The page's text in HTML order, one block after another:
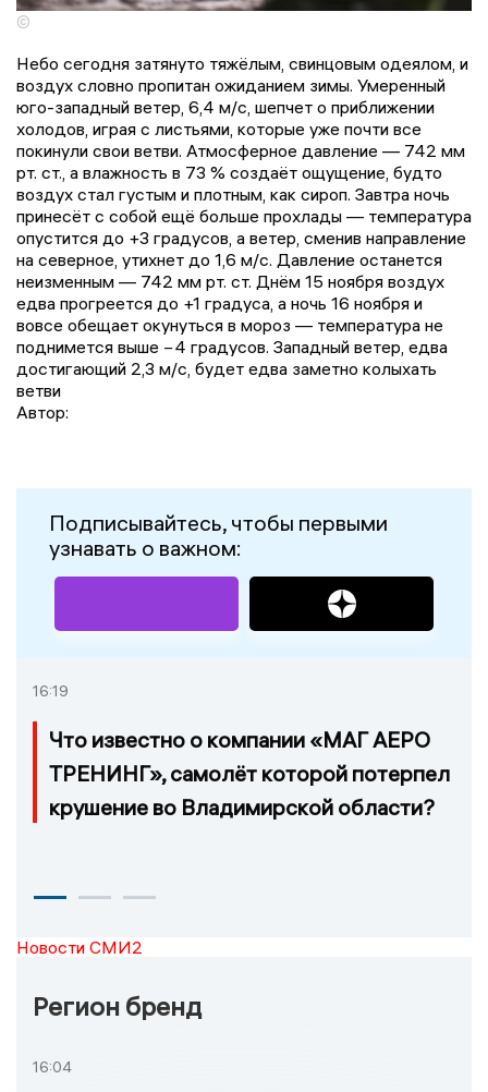
©
Небо сегодня затянуто тяжёлым, свинцовым одеялом, и
воздух словно пропитан ожиданием зимы. Умеренный
юго-западный ветер, 6,4 м/с, шепчет о приближении
холодов, играя с листьями, которые уже почти все
покинули свои ветви. Атмосферное давление — 742 мм
рт. ст., а влажность в 73 % создаёт ощущение, будто
воздух стал густым и плотным, как сироп. Завтра ночь
принесёт с собой ещё больше прохлады — температура
опустится до +3 градусов, а ветер, сменив направление
на северное, утихнет до 1,6 м/с. Давление останется
неизменным — 742 мм рт. ст. Днём 15 ноября воздух
едва прогреется до +1 градуса, а ночь 16 ноября и
вовсе обещает окунуться в мороз — температура не
поднимется выше −4 градусов. Западный ветер, едва
достигающий 2,3 м/с, будет едва заметно колыхать
ветви
Автор:
Подписывайтесь, чтобы первыми
узнавать о важном:
16:19
Что известно о компании «МАГ АЕРО
ТРЕНИНГ», самолёт которой потерпел
крушение во Владимирской области?
Новости СМИ2
Регион бренд
16:04